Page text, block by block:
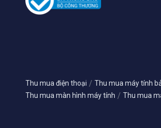
Thu mua điện thoại / Thu mua máy tính
Thu mua màn hình máy tính / Thu mua